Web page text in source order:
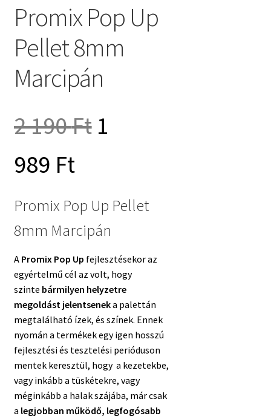
Promix Pop Up
Pellet 8mm
Marcipán
2 190Ft Original
was:
2
190 Ft.
1
989 FtCurrent
price
is:
1
989 Ft.
Promix Pop Up Pellet
8mm Marcipán
A Promix Pop Up fejlesztésekor az
egyértelmű cél az volt, hogy
szinte bármilyen helyzetre
megoldást jelentseneka palettán
megtalálható ízek, és színek. Ennek
nyomán a termékek egy igen hosszú
fejlesztési és tesztelési perióduson
mentek keresztül, hogy a kezetekbe,
vagy inkább a tüskétekre, vagy
méginkább a halak szájába, már csak
a legjobban működő, legfogósabb